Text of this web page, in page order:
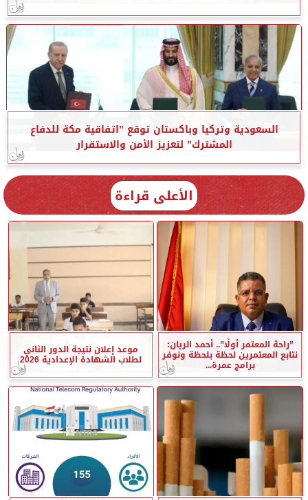
السعودية وتركيا وباكستان توقع ”اتفاقية مكة للدفاع
المشترك” لتعزيز الأمن والاستقرار
الأعلى قراءة
”راحة المعتمر أولًا”.. أحمد الريان:
نتابع المعتمرين لحظة بلحظة ونوفر
برامج عمرة...
موعد إعلان نتيجة الدور الثاني
لطلاب الشهادة الإعدادية 2026